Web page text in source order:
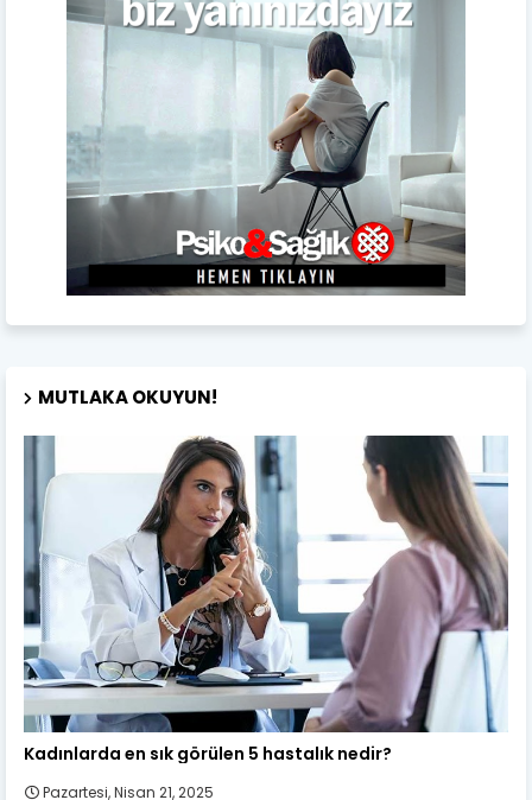
MUTLAKA OKUYUN!
Kadın Sağlığı
Kadınlarda en sık görülen 5 hastalık nedir?
Pazartesi, Nisan 21, 2025